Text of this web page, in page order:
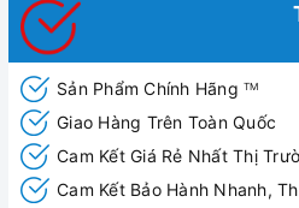
Sản Phẩm Chính Hãng TM
Giao Hàng Trên Toàn Quốc
Cam Kết Giá Rẻ Nhất Thị
Cam Kết Bảo Hành Nhanh,